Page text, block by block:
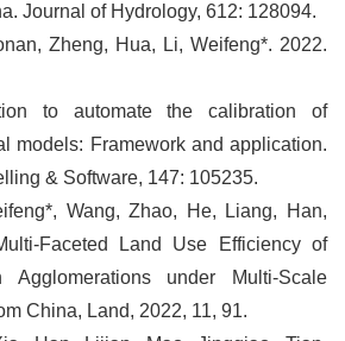
Journal of Hydrology, 612: 128094.
Zheng, Hua, Li, Weifeng*. 2022.
to automate the calibration of
models: Framework and application.
& Software, 147: 105235.
Wang, Zhao, He, Liang, Han,
Faceted Land Use Efficiency of
Agglomerations under Multi-Scale
China, Land, 2022, 11, 91.